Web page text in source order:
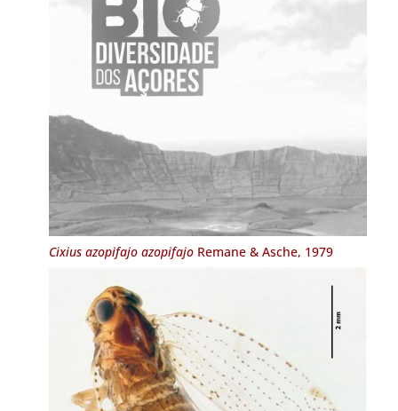
Cixius azopifajo azopifajoRemane & Asche, 1979